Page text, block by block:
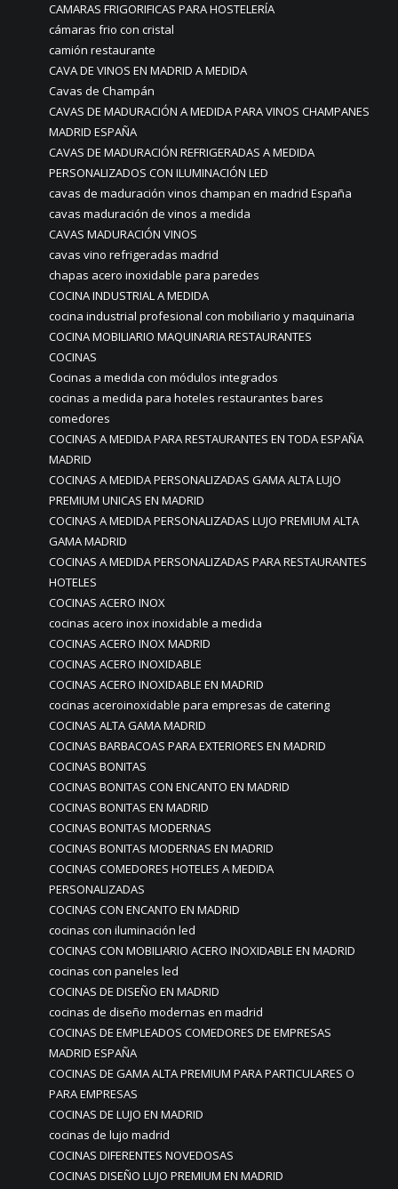
CAMARAS FRIGORIFICAS PARA HOSTELERÍA
cámaras frio con cristal
camión restaurante
CAVA DE VINOS EN MADRID A MEDIDA
Cavas de Champán
CAVAS DE MADURACIÓN A MEDIDA PARA VINOS CHAMPANES
MADRID ESPAÑA
CAVAS DE MADURACIÓN REFRIGERADAS A MEDIDA
PERSONALIZADOS CON ILUMINACIÓN LED
cavas de maduración vinos champan en madrid España
cavas maduración de vinos a medida
CAVAS MADURACIÓN VINOS
cavas vino refrigeradas madrid
chapas acero inoxidable para paredes
COCINA INDUSTRIAL A MEDIDA
cocina industrial profesional con mobiliario y maquinaria
COCINA MOBILIARIO MAQUINARIA RESTAURANTES
COCINAS
Cocinas a medida con módulos integrados
cocinas a medida para hoteles restaurantes bares
comedores
COCINAS A MEDIDA PARA RESTAURANTES EN TODA ESPAÑA
MADRID
COCINAS A MEDIDA PERSONALIZADAS GAMA ALTA LUJO
PREMIUM UNICAS EN MADRID
COCINAS A MEDIDA PERSONALIZADAS LUJO PREMIUM ALTA
GAMA MADRID
COCINAS A MEDIDA PERSONALIZADAS PARA RESTAURANTES
HOTELES
COCINAS ACERO INOX
cocinas acero inox inoxidable a medida
COCINAS ACERO INOX MADRID
COCINAS ACERO INOXIDABLE
COCINAS ACERO INOXIDABLE EN MADRID
cocinas aceroinoxidable para empresas de catering
COCINAS ALTA GAMA MADRID
COCINAS BARBACOAS PARA EXTERIORES EN MADRID
COCINAS BONITAS
COCINAS BONITAS CON ENCANTO EN MADRID
COCINAS BONITAS EN MADRID
COCINAS BONITAS MODERNAS
COCINAS BONITAS MODERNAS EN MADRID
COCINAS COMEDORES HOTELES A MEDIDA
PERSONALIZADAS
COCINAS CON ENCANTO EN MADRID
cocinas con iluminación led
COCINAS CON MOBILIARIO ACERO INOXIDABLE EN MADRID
cocinas con paneles led
COCINAS DE DISEÑO EN MADRID
cocinas de diseño modernas en madrid
COCINAS DE EMPLEADOS COMEDORES DE EMPRESAS
MADRID ESPAÑA
COCINAS DE GAMA ALTA PREMIUM PARA PARTICULARES O
PARA EMPRESAS
COCINAS DE LUJO EN MADRID
cocinas de lujo madrid
COCINAS DIFERENTES NOVEDOSAS
COCINAS DISEÑO LUJO PREMIUM EN MADRID